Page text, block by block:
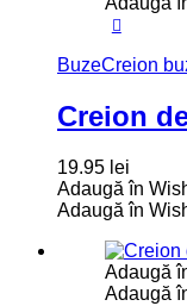
BuzeCreion
Creion
19.95 lei
Adaugă în
Adaugă în
Adaugă
Adaugă